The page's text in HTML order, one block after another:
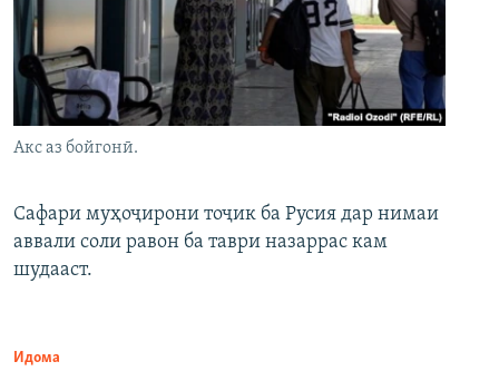
Акс аз бойгонӣ.
Сафари муҳоҷирони тоҷик ба Русия дар нимаи
аввали соли равон ба таври назаррас кам
шудааст.
Идома